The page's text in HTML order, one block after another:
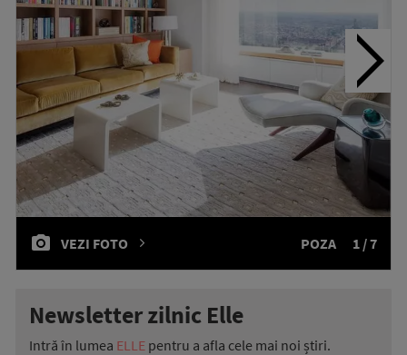
VEZI FOTO POZA 1 / 7
Newsletter zilnic Elle
Intră în lumea ELLE pentru a afla cele mai noi știri.